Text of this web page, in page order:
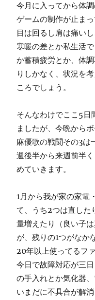
今月に入ってから体
ゲームの制作が止まっ
目は回るし肩は痛い
寒暖の差とか私生活
か蓄積疲労とか、体
りしかなく、状況を
ころでしょう。
そんなわけでここ5日
ましたが、今晩から
麻優歌の戦闘その3は
週後半から来週前半
めていきます。
1月から我が家の家電
て、うち2つは直した
量増えたり（良い子
が、残りの1つがなか
20年以上使ってるフ
今日で故障対応が三
の手入れとか気化器
いまだに不具合が解消